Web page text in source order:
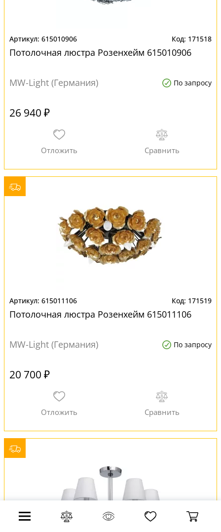
615010906 171518
Потолочная люстра Розенхейм 615010906
MW-Light (Германия) По запросу
26 940 ₽
615011106 171519
Потолочная люстра Розенхейм 615011106
MW-Light (Германия) По запросу
20 700 ₽